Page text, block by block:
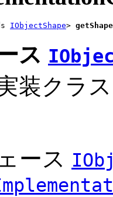
IObjectShape>
ス
装クラ
ース